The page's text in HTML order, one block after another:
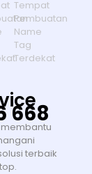
668
terbaik